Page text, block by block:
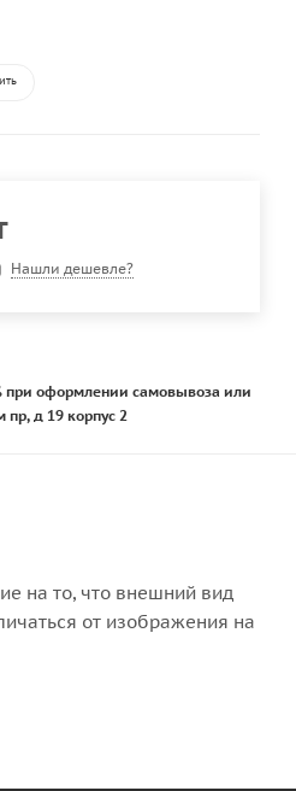
Нашли дешевле?
при оформлении самовывоза или
д 19 корпус 2
на то, что внешний вид
от изображения на